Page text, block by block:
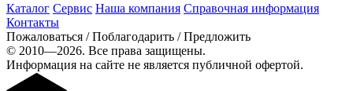
Каталог Сервис Наша компания Справочная информация
Контакты
Пожаловаться / Поблагодарить / Предложить
© 2010—2026. Все права защищены.
Информация на сайте не является публичной офертой.